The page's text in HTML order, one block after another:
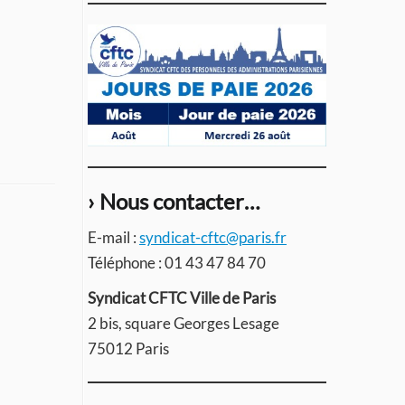
› Nous contacter…
E-mail :syndicat-cftc@paris.fr
Téléphone : 01 43 47 84 70
Syndicat CFTC Ville de Paris
2 bis, square Georges Lesage
75012 Paris